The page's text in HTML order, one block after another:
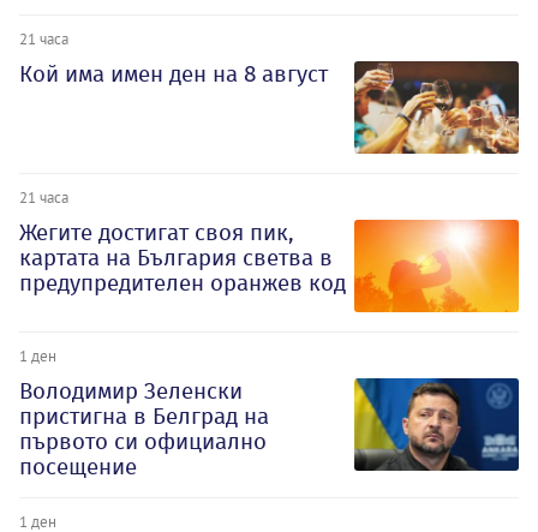
21 часа
Кой има имен ден на 8 август
21 часа
Жегите достигат своя пик,
картата на България светва в
предупредителен оранжев код
1 ден
Володимир Зеленски
пристигна в Белград на
първото си официално
посещение
1 ден